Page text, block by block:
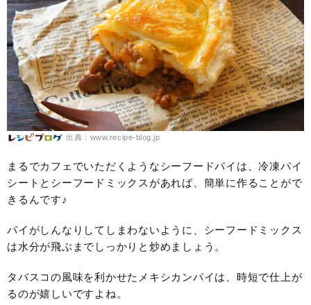
出典：www.recipe-blog.jp
まるでカフェでいただくようなシーフードパイは、冷凍パイ
シートとシーフードミックスがあれば、簡単に作ることがで
きるんです♪
パイがしんなりしてしまわないように、シーフードミックス
は水分が飛ぶまでしっかりと炒めましょう。
タバスコの風味を利かせたメキシカンパイは、時短で仕上が
るのが嬉しいですよね。